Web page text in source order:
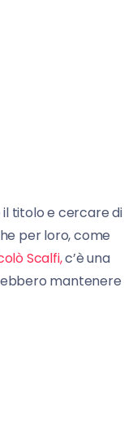
titolo e cercare di
per loro, come
Scalfi,c’è una
mantenere